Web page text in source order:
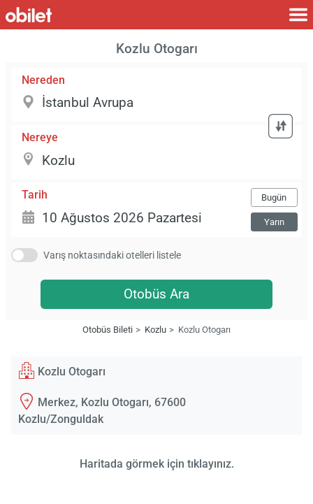
Kozlu Otogarı
Nereden
Nereye
Tarih Bugün
Yarın
Varış noktasındaki otelleri listele
Otobüs Ara
Otobüs Bileti Kozlu Kozlu Otogarı
Kozlu Otogarı
Merkez, Kozlu Otogarı, 67600
Kozlu/Zonguldak
Haritada görmek için tıklayınız.